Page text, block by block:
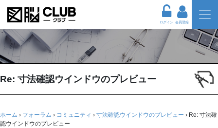
ログイン 会員登録
Re: 寸法確認ウインドウのプレビュー
ホーム › フォーラム › コミュニティ › 寸法確認ウインドウのプレビュー › Re: 寸法確
認ウインドウのプレビュー